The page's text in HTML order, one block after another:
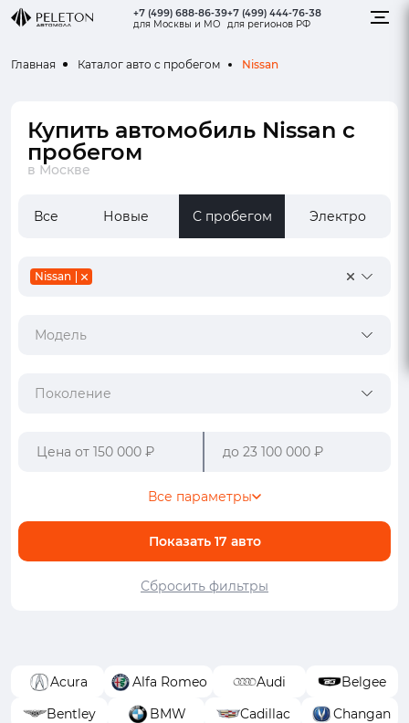
+7 (499) 688-86-39
для Москвы и МО
+7 (499) 444-76-38
для регионов РФ
Главная Каталог авто с пробегом Nissan
Купить автомобиль Nissan с
пробегом
в Москве
Все Новые С пробегом Электро
Nissan
Модель
Поколение
Показать 17 авто
Все параметры
Сбросить фильтры
Acura Alfa Romeo Audi
Belgee
Bentley
BMW Cadillac
Changan